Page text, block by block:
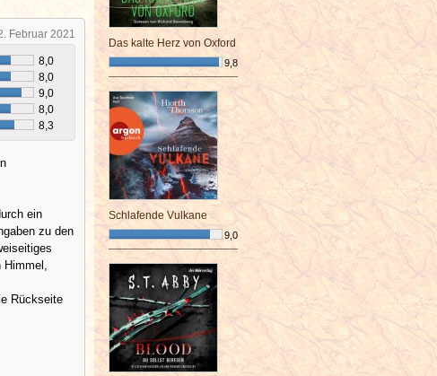
Februar 2021
8,0
8,0
9,0
8,0
8,3
ein
zu den
Rückseite
Das kalte Herz von Oxford
9,8
¯¯¯¯¯¯¯¯¯¯¯¯¯¯¯¯¯¯¯¯¯¯¯¯
Schlafende Vulkane
9,0
¯¯¯¯¯¯¯¯¯¯¯¯¯¯¯¯¯¯¯¯¯¯¯¯